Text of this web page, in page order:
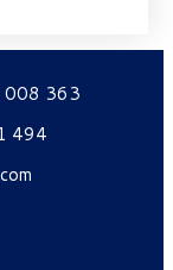
008 363
494